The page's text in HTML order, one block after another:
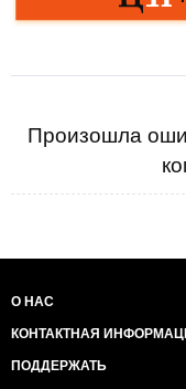
Произошла
О НАС
КОНТАКТНАЯ
ПОДДЕРЖАТЬ